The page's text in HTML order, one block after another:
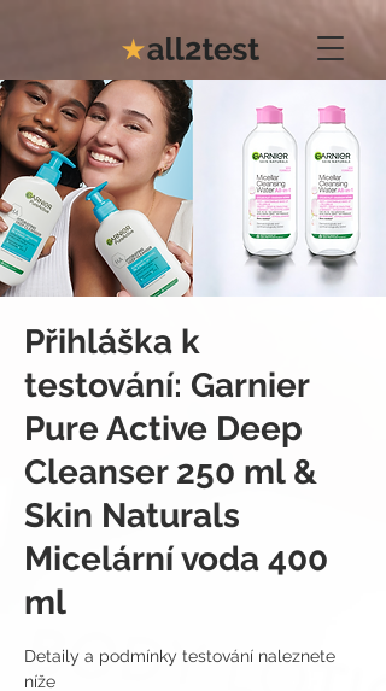
Přihláška k
testování: Garnier
Pure Active Deep
Cleanser 250 ml &
Skin Naturals
Micelární voda 400
ml
Detaily a podmínky testování naleznete